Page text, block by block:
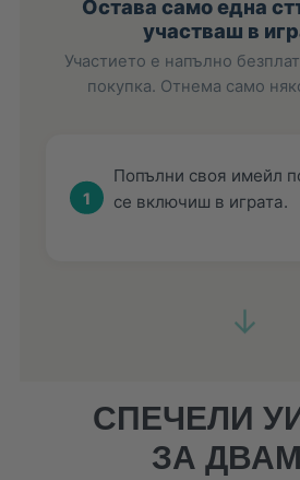
Остава само една
участваш в
Участието е напълно
покупка. Отнема само
1
Попълни своя имейл
се включиш в играта.
↓
СПЕЧЕЛИ
ЗА